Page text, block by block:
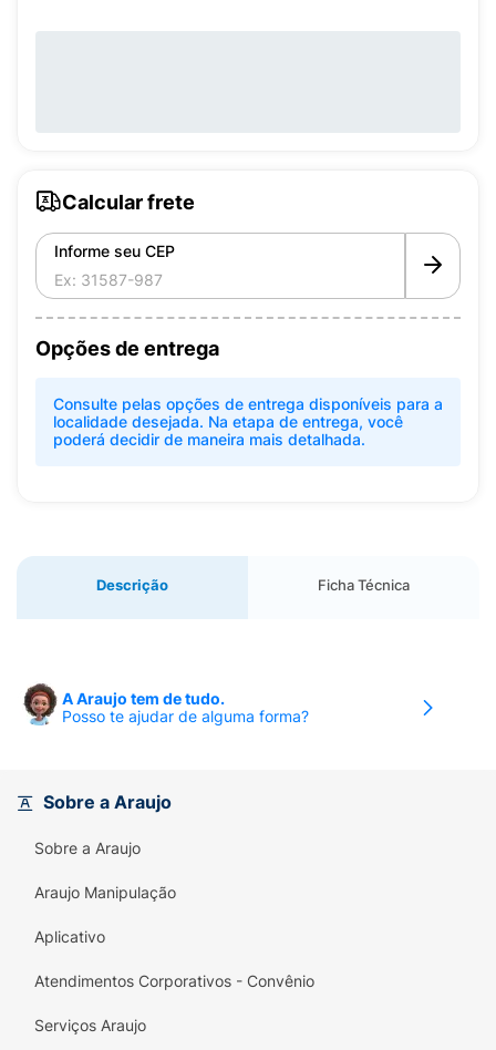
Calcular frete
Informe seu CEP
Opções de entrega
Consulte pelas opções de entrega disponíveis para a
localidade desejada. Na etapa de entrega, você
poderá decidir de maneira mais detalhada.
Descrição Ficha Técnica
A Araujo tem de tudo.
Posso te ajudar de alguma forma?
Sobre a Araujo
Sobre a Araujo
Araujo Manipulação
Aplicativo
Atendimentos Corporativos - Convênio
Serviços Araujo